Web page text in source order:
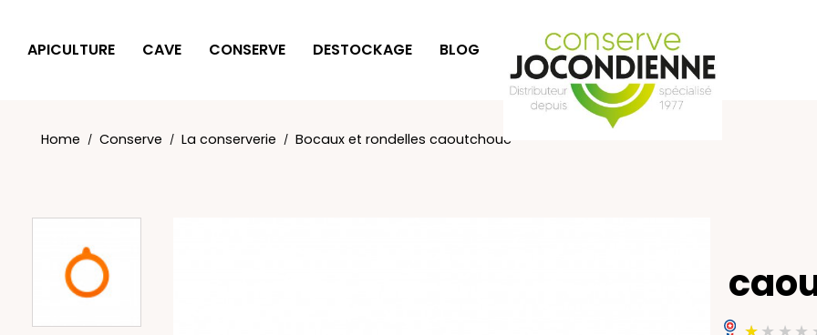
APICULTURE CAVE CONSERVE DESTOCKAGE BLOG IDÉES CADEAUX
Home Conserve La conserverie Bocaux et rondelles caoutchouc